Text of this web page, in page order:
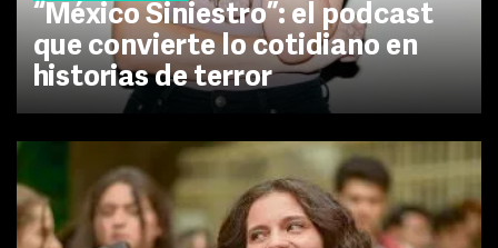
“México Siniestro”: el podcast
que convierte lo cotidiano en
historias de terror